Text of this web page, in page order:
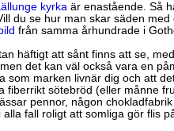
kyrka är enastående. Så
du se hur man skar säden
från samma århundrade i
häftigt att sånt finns att se,
det kan väl också vara en
som marken livnär dig och att
fiberrikt sötebröd (eller månne
pennor, någon
alla fall roligt att somliga gör flis